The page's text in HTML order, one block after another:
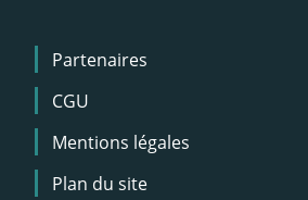
Menu
Pied
de
page
Partenaires
CGU
Mentions légales
Plan du site